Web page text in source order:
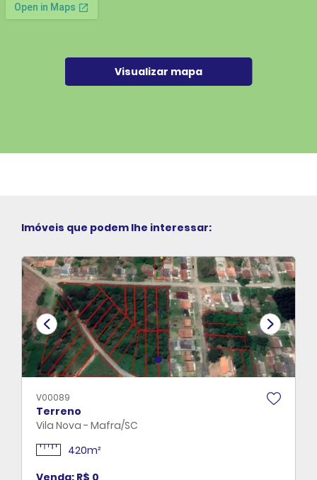
Visualizar mapa
Imóveis que podem lhe interessar:
V00089
Terreno
Vila Nova - Mafra/SC
420m²